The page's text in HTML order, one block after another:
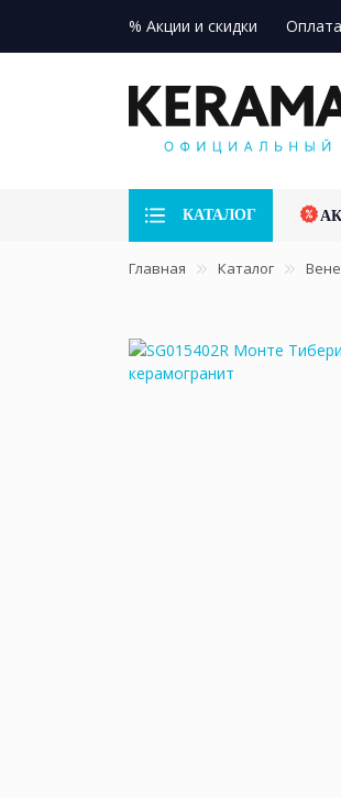
% Акции и скидки Оплата
КАТАЛОГ
Главная Каталог